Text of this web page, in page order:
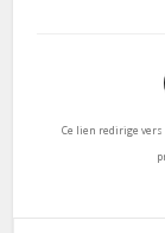
Ce lien redirige